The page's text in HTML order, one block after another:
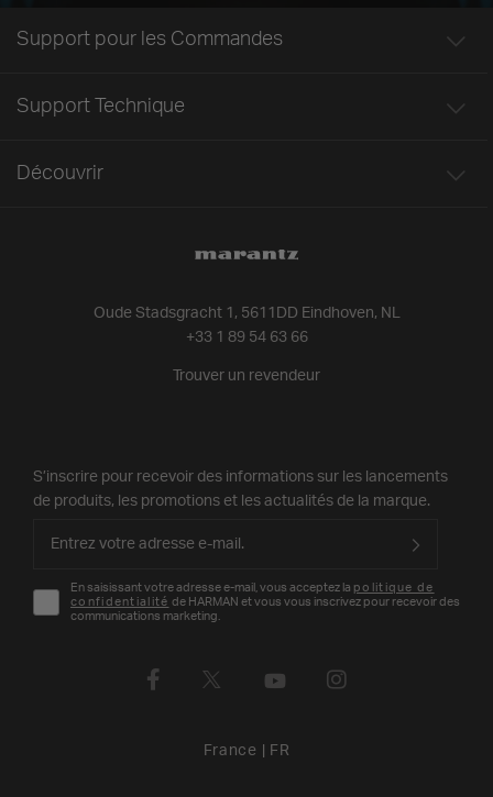
Oude Stadsgracht 1, 5611DD Eindhoven, NL
+33 1 89 54 63 66
Trouver un revendeur
Support pour les Commandes
Support Technique
Découvrir
S’inscrire pour recevoir des informations sur les lancements
de produits, les promotions et les actualités de la marque.
En saisissant votre adresse e-mail, vous acceptez la politique de
confidentialité de HARMAN et vous vous inscrivez pour recevoir des
communications marketing.
France FR